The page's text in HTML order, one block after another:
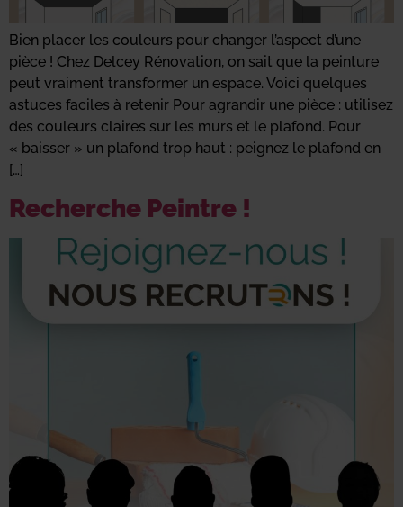
Bien placer les couleurs pour changer l’aspect d’une
pièce ! Chez Delcey Rénovation, on sait que la peinture
peut vraiment transformer un espace. Voici quelques
astuces faciles à retenir Pour agrandir une pièce : utilisez
des couleurs claires sur les murs et le plafond. Pour
« baisser » un plafond trop haut : peignez le plafond en
[…]
Recherche Peintre !